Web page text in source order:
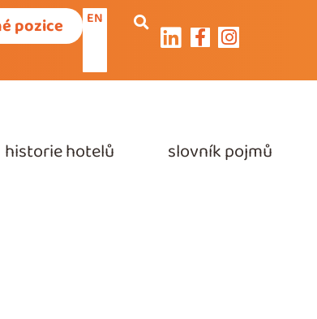
pozice EN
historie hotelů slovník pojmů